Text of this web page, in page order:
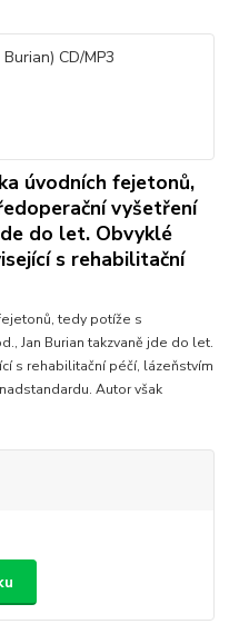
úvodních fejetonů,
vyšetření
do let. Obvyklé
s rehabilitační
tedy potíže s
Jan Burian takzvaně jde do let.
s rehabilitační péčí, lázeňstvím
Autor však